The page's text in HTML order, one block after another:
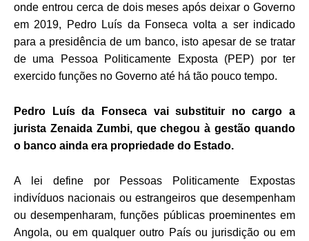
onde entrou cerca de dois meses após deixar o Governo
em 2019, Pedro Luís da Fonseca volta a ser indicado
para a presidência de um banco, isto apesar de se tratar
de uma Pessoa Politicamente Exposta (PEP) por ter
exercido funções no Governo até há tão pouco tempo.
Pedro Luís da Fonseca vai substituir no cargo a
jurista Zenaida Zumbi, que chegou à gestão quando
o banco ainda era propriedade do Estado.
A lei define por Pessoas Politicamente Expostas
indivíduos nacionais ou estrangeiros que desempenham
ou desempenharam, funções públicas proeminentes em
Angola, ou em qualquer outro País ou jurisdição ou em